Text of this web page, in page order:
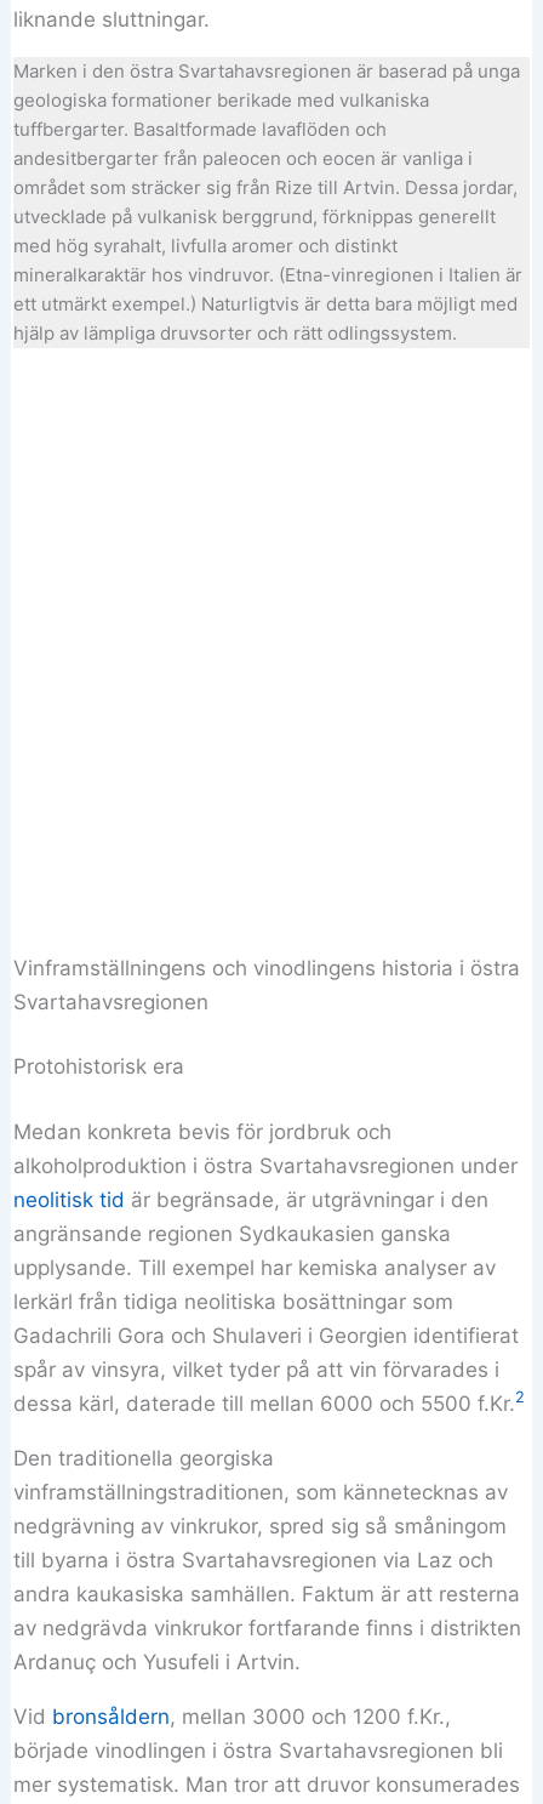
liknande sluttningar.
Marken i den östra Svartahavsregionen är baserad på unga
geologiska formationer berikade med vulkaniska
tuffbergarter. Basaltformade lavaflöden och
andesitbergarter från paleocen och eocen är vanliga i
området som sträcker sig från Rize till Artvin. Dessa jordar,
utvecklade på vulkanisk berggrund, förknippas generellt
med hög syrahalt, livfulla aromer och distinkt
mineralkaraktär hos vindruvor. (Etna-vinregionen i Italien är
ett utmärkt exempel.) Naturligtvis är detta bara möjligt med
hjälp av lämpliga druvsorter och rätt odlingssystem.
Vinframställningens och vinodlingens historia i östra
Svartahavsregionen
Protohistorisk era
Medan konkreta bevis för jordbruk och
alkoholproduktion i östra Svartahavsregionen under
neolitisk tid är begränsade, är utgrävningar i den
angränsande regionen Sydkaukasien ganska
upplysande. Till exempel har kemiska analyser av
lerkärl från tidiga neolitiska bosättningar som
Gadachrili Gora och Shulaveri i Georgien identifierat
spår av vinsyra, vilket tyder på att vin förvarades i
dessa kärl, daterade till mellan 6000 och 5500 f.Kr.2
Den traditionella georgiska
vinframställningstraditionen, som kännetecknas av
nedgrävning av vinkrukor, spred sig så småningom
till byarna i östra Svartahavsregionen via Laz och
andra kaukasiska samhällen. Faktum är att resterna
av nedgrävda vinkrukor fortfarande finns i distrikten
Ardanuç och Yusufeli i Artvin.
Vid bronsåldern, mellan 3000 och 1200 f.Kr.,
började vinodlingen i östra Svartahavsregionen bli
mer systematisk. Man tror att druvor konsumerades